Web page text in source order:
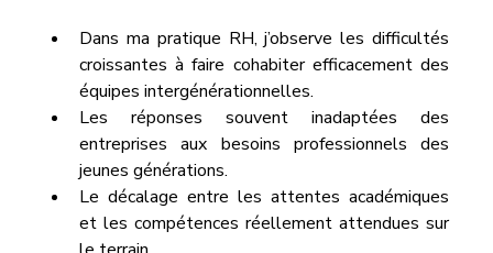
Dans ma pratique RH, j’observe les difficultés
croissantes à faire cohabiter efficacement des
équipes intergénérationnelles.
Les réponses souvent inadaptées des
entreprises aux besoins professionnels des
jeunes générations.
Le décalage entre les attentes académiques
et les compétences réellement attendues sur